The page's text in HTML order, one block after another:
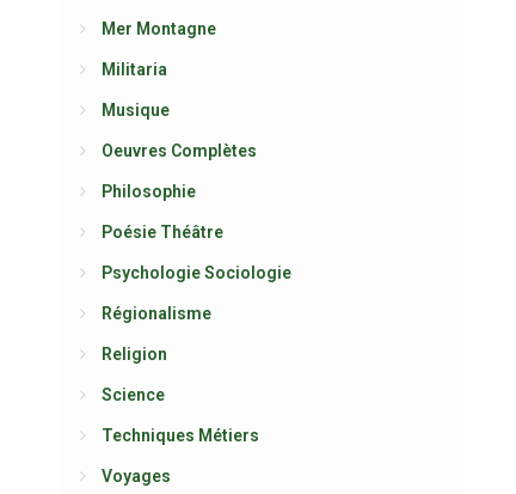
Mer Montagne
Militaria
Musique
Oeuvres Complètes
Philosophie
Poésie Théâtre
Psychologie Sociologie
Régionalisme
Religion
Science
Techniques Métiers
Voyages